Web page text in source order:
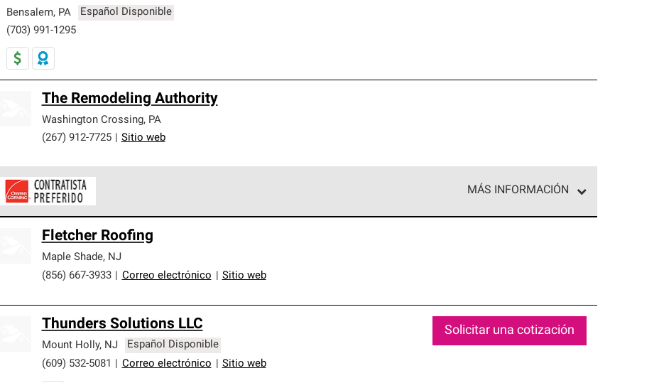
Bensalem, PA
Español Disponible
(703) 991-1295
The Remodeling Authority
Washington Crossing, PA
(267) 912-7725
Sitio web
MÁS INFORMACIÓN
cumplen con altos estándares y requisitos estrictos de profesionalismo y confiabilidad.
Fletcher Roofing
Maple Shade, NJ
(856) 667-3933
Correo electrónico Sitio web
Thunders Solutions LLC
Mount Holly, NJ
Español Disponible
(609) 532-5081
Correo electrónico Sitio web
Solicitar una cotización